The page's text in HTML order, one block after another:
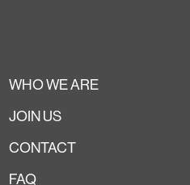
WHO WE ARE
JOIN US
CONTACT
FAQ